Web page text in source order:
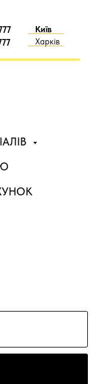
Київ
Харків